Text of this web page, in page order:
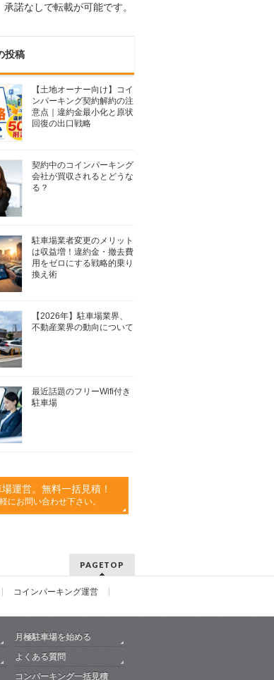
承諾なしで転載が可能です。
投稿
【土地オーナー向け】コイ
ンパーキング契約解約の注
意点｜違約金最小化と原状
回復の出口戦略
契約中のコインパーキング
会社が買収されるとどうな
る？
駐車場業者変更のメリット
は収益増！違約金・撤去費
用をゼロにする戦略的乗り
換え術
【2026年】駐車場業界、
不動産業界の動向について
最近話題のフリーWifi付き
駐車場
運営。無料一括見積！
にお問い合わせ下さい。
PAGETOP
コインパーキング運営
月極駐車場を始める
よくある質問
コンパーキング一括見積